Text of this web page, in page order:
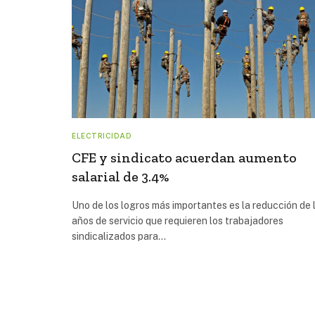
ELECTRICIDAD
CFE y sindicato acuerdan aumento
salarial de 3.4%
Uno de los logros más importantes es la reducción de
años de servicio que requieren los trabajadores
sindicalizados para…